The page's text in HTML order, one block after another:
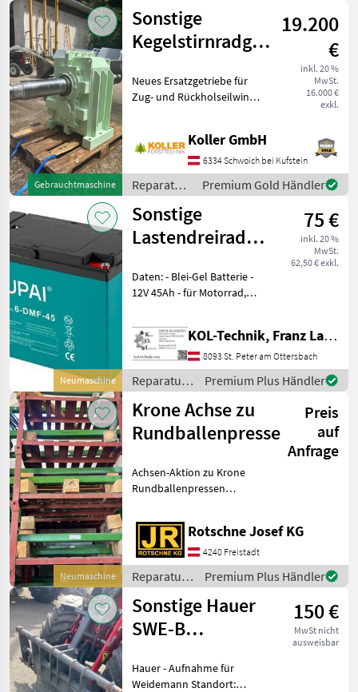
und
Ersatzteile
/ Sonstige
Gebrauchtmaschine
Sonstige
Kegelstirnradgetriebe
19.200
€
inkl. 20 %
MwSt.
16.000 €
exkl.
Neues Ersatzgetriebe für
Zug- und Rückholseilwinde
#Getriebe
#Kegelstirnradgetriebe
Reparatur und Ersatzteile
Get
Koller GmbH
6334 Schwoich bei Kufstein
Reparatur
und
Ersatzteile
/ Sonstige
Premium Gold Händler
Neumaschine
Sonstige
Lastendreirad-
75 €
inkl. 20 %
MwSt.
62,50 € exkl.
Daten: - Blei-Gel Batterie -
12V 45Ah - für Motorrad,
Wartungsfrei - langlebig
*Preis nur gültig auf
Lagerware Für weitere
Informationen s
KOL-Technik, Franz Lampl-Küssner
8093 St. Peter am Ottersbach
Reparatur
und
Ersatzteile
/ Sonstige
Premium Plus Händler
Neumaschine
Krone Achse zu
Rundballenpresse
Preis
auf
Anfrage
Achsen-Aktion zu Krone
Rundballenpressen
Laufachsen passend zu den
aktuellen Krone
Rundballenpressen
Aktionspreis auf Anfrage
zwischenverkauf vor
Rotschne Josef KG
4240 Freistadt
Reparatur
und
Ersatzteile
/ Krone
Premium Plus Händler
Sonstige Hauer
SWE-B
Weidemann
150 €
MwSt nicht
ausweisbar
Hauer - Aufnahme für
Weidemann Standort: